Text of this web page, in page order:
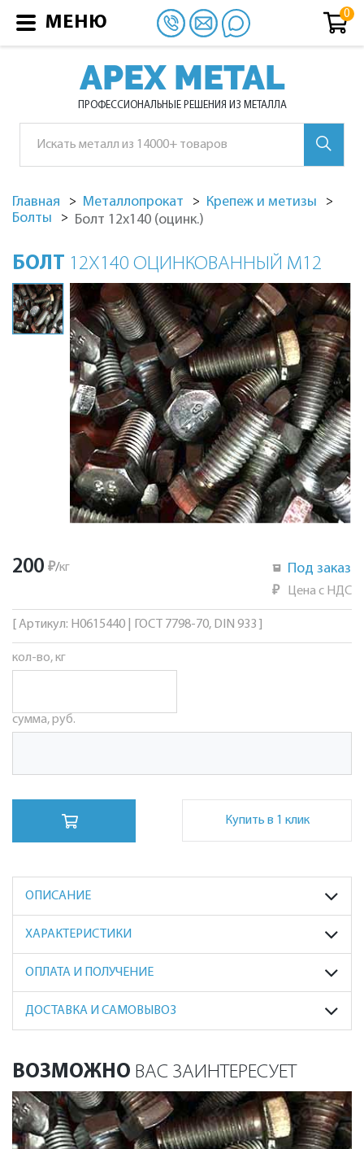
APEX METAL
ПРОФЕССИОНАЛЬНЫЕ РЕШЕНИЯ ИЗ МЕТАЛЛА
Главная Металлопрокат
Крепеж и метизы
Болты
Болт 12х140 (оцинк.)
БОЛТ 12Х140 ОЦИНКОВАННЫЙ М12
200 ₽/кг Под заказ
₽ Цена с НДС
[ Артикул: Н0615440 | ГОСТ 7798-70, DIN 933 ]
кол-во, кг
сумма, руб.
Купить в 1 клик
ОПИСАНИЕ
ХАРАКТЕРИСТИКИ
ОПЛАТА И ПОЛУЧЕНИЕ
ДОСТАВКА И САМОВЫВОЗ
ВОЗМОЖНО ВАС ЗАИНТЕРЕСУЕТ
МЕНЮ